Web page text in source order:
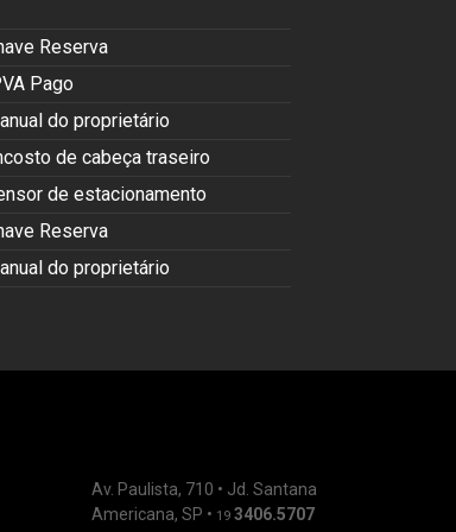
Reserva
Pago
do proprietário
de cabeça traseiro
de estacionamento
Reserva
do proprietário
Av. Paulista, 710 • Jd. Santana
Americana, SP • 19 3406.5707